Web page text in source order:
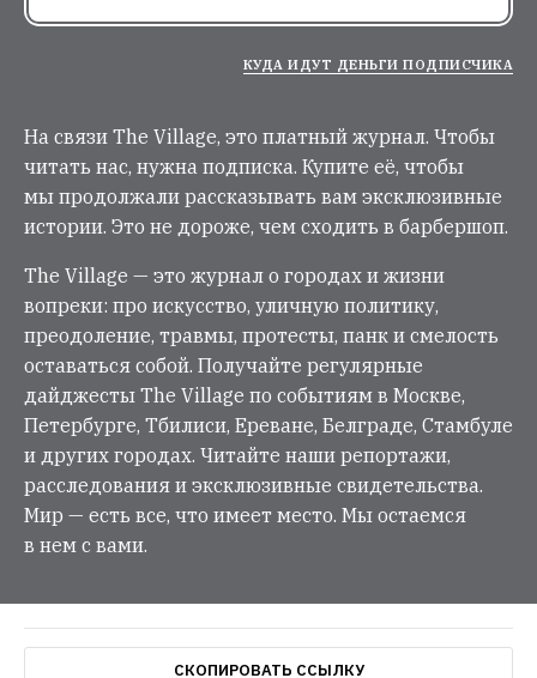
КУДА ИДУТ ДЕНЬГИ ПОДПИСЧИКА
На связи The Village, это платный журнал. Чтобы
читать нас, нужна подписка. Купите её, чтобы
мы продолжали рассказывать вам эксклюзивные
истории. Это не дороже, чем сходить в барбершоп.
The Village — это журнал о городах и жизни
вопреки: про искусство, уличную политику,
преодоление, травмы, протесты, панк и смелость
оставаться собой. Получайте регулярные
дайджесты The Village по событиям в Москве,
Петербурге, Тбилиси, Ереване, Белграде, Стамбуле
и других городах. Читайте наши репортажи,
расследования и эксклюзивные свидетельства.
Мир — есть все, что имеет место. Мы остаемся
в нем с вами.
СКОПИРОВАТЬ ССЫЛКУ